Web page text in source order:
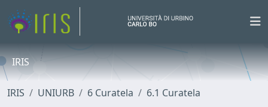
IRIS
IRIS UNIURB 6 Curatela 6.1 Curatela